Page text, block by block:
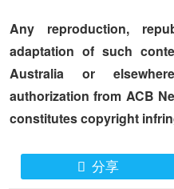
Any reproduction,
adaptation of such
Australia or
authorization from ACB
constitutes copyright
 分享